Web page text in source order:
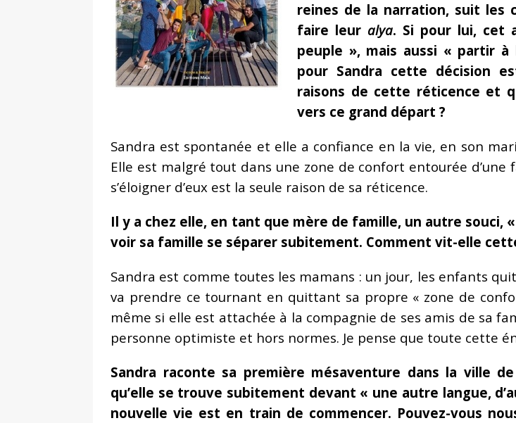
reines de la narration, suit les
faire leur alya. Si pour lui, cet
peuple », mais aussi « partir à
pour Sandra cette décision
raisons de cette réticence et
vers ce grand départ ?
Sandra est spontanée et elle a confiance en la vie, en son
Elle est malgré tout dans une zone de confort entourée
s’éloigner d’eux est la seule raison de sa réticence.
Il y a chez elle, en tant que mère de famille, un autre souci,
voir sa famille se séparer subitement. Comment vit-elle
Sandra est comme toutes les mamans : un jour, les enfants
va prendre ce tournant en quittant sa propre « zone de
même si elle est attachée à la compagnie de ses amis de sa
personne optimiste et hors normes. Je pense que toute cette
Sandra raconte sa première mésaventure dans la ville
qu’elle se trouve subitement devant « une autre langue,
nouvelle vie est en train de commencer. Pouvez-vous